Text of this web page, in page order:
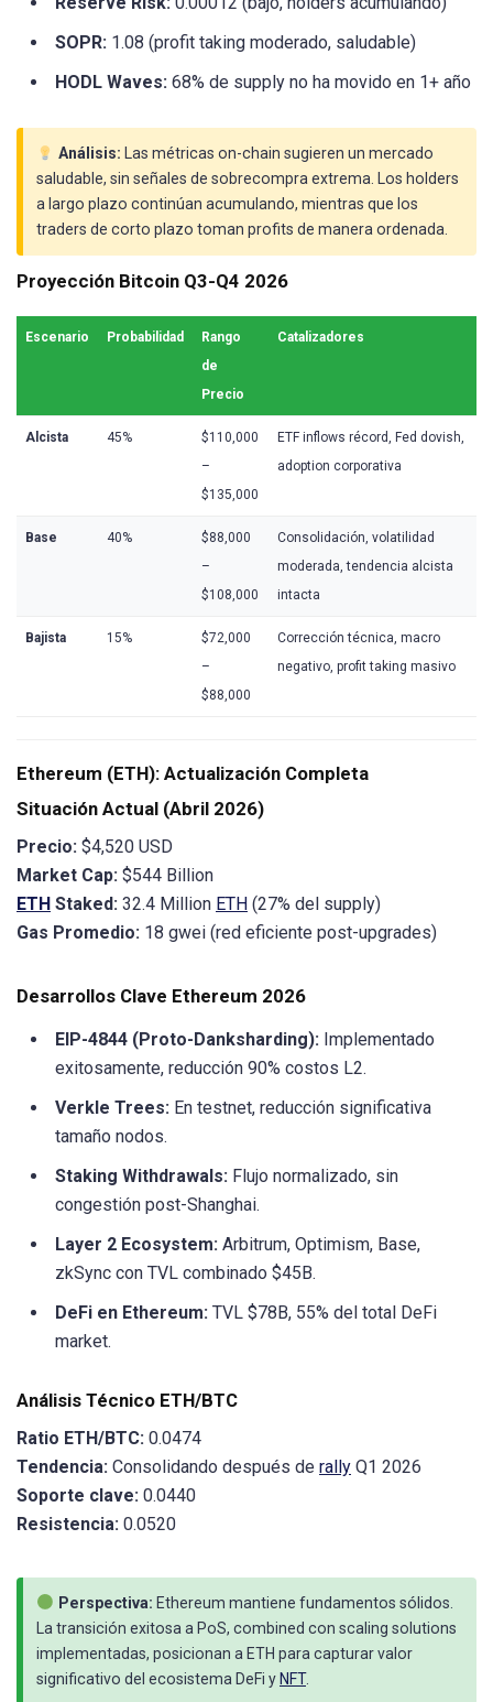
SOPR: 1.08 (profit taking moderado, saludable)
HODL Waves: 68% de supply no ha movido en 1+ año
Análisis: Las métricas on-chain sugieren un mercado
saludable, sin señales de sobrecompra extrema. Los holders
a largo plazo continúan acumulando, mientras que los
traders de corto plazo toman profits de manera ordenada.
Proyección Bitcoin Q3-Q4 2026
Escenario Probabilidad
Rango
de
Precio
Catalizadores
Alcista 45%
$110,000
–
$135,000
ETF inflows récord, Fed dovish,
adoption corporativa
Base 40%
$88,000
–
$108,000
Consolidación, volatilidad
moderada, tendencia alcista
intacta
Bajista 15%
$72,000
–
$88,000
Corrección técnica, macro
negativo, profit taking masivo
Ethereum (ETH): Actualización Completa
Situación Actual (Abril 2026)
Precio: $4,520 USD
Market Cap: $544 Billion
ETH Staked: 32.4 Million ETH (27% del supply)
Gas Promedio: 18 gwei (red eficiente post-upgrades)
Desarrollos Clave Ethereum 2026
EIP-4844 (Proto-Danksharding): Implementado
exitosamente, reducción 90% costos L2.
Verkle Trees: En testnet, reducción significativa
tamaño nodos.
Staking Withdrawals: Flujo normalizado, sin
congestión post-Shanghai.
Layer 2 Ecosystem: Arbitrum, Optimism, Base,
zkSync con TVL combinado $45B.
DeFi en Ethereum: TVL $78B, 55% del total DeFi
market.
Análisis Técnico ETH/BTC
Ratio ETH/BTC: 0.0474
Tendencia: Consolidando después de rally Q1 2026
Soporte clave: 0.0440
Resistencia: 0.0520
Perspectiva: Ethereum mantiene fundamentos sólidos.
La transición exitosa a PoS, combined con scaling solutions
implementadas, posicionan a ETH para capturar valor
significativo del ecosistema DeFi y NFT.